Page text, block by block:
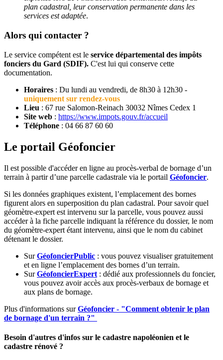
plan cadastral, leur conservation permanente dans les
services est adaptée.
Alors qui contacter ?
Le service compétent est le service départemental des impôts
fonciers du Gard (SDIF). C'est lui qui conserve cette
documentation.
Horaires : Du lundi au vendredi, de 8h30 à 12h30 -
uniquement sur rendez-vous
Lieu : 67 rue Salomon-Reinach 30032 Nîmes Cedex 1
Site web : https://www.impots.gouv.fr/accueil
Téléphone : 04 66 87 60 60
Le portail Géofoncier
Il est possible d'accéder en ligne au procès-verbal de bornage d’un
terrain à partir d’une parcelle cadastrale via le portail Géofoncier.
Si les données graphiques existent, l’emplacement des bornes
figurent alors en superposition du plan cadastral. Pour savoir quel
géomètre-expert est intervenu sur la parcelle, vous pouvez aussi
accéder à la fiche parcelle indiquant la référence du dossier, le nom
du géomètre-expert étant intervenu, ainsi que le nom du cabinet
détenant le dossier.
SurGéofoncierPublic : vous pouvez visualiser gratuitement
et en ligne l’emplacement des bornes d’un terrain.
SurGéofoncierExpert : dédié aux professionnels du foncier,
vous pouvez avoir accès aux procès-verbaux de bornage et
aux plans de bornage.
Plus d'informations surGéofoncier - "Comment obtenir le plan
de bornage d'un terrain ?"
Besoin d'autres d'infos sur le cadastre napoléonien et le
cadastre rénové ?